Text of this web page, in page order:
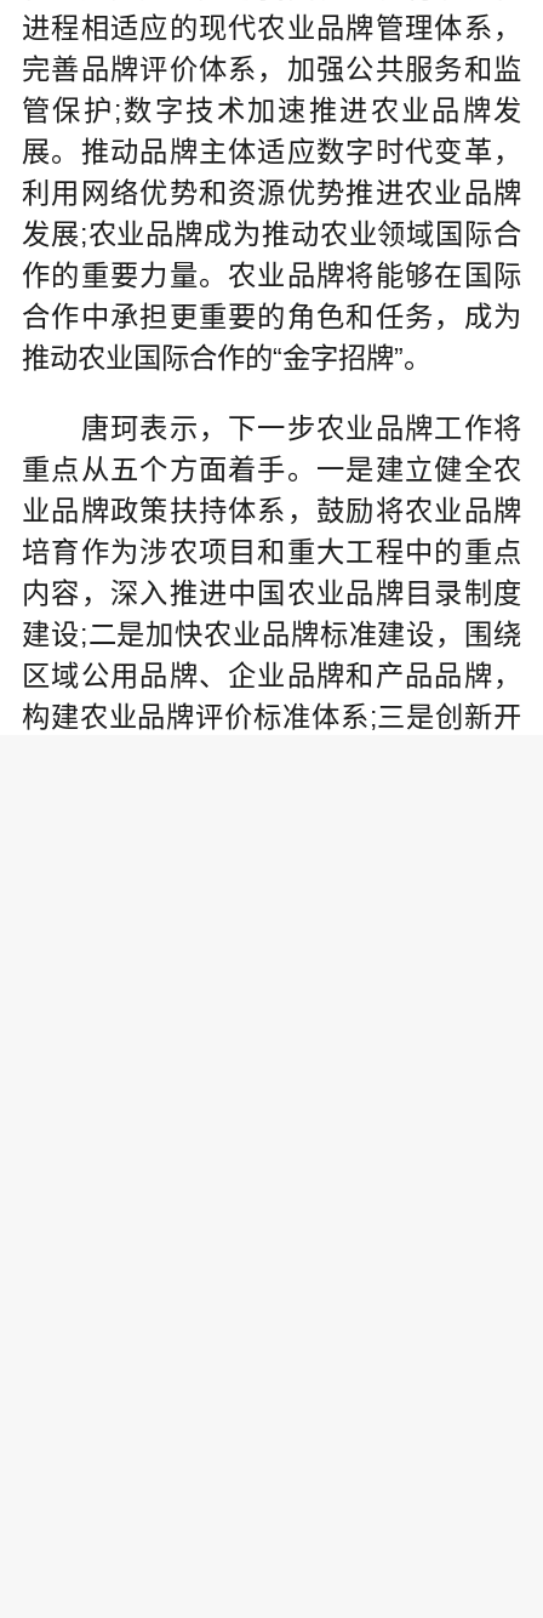
进程相适应的现代农业品牌管理体系，
完善品牌评价体系，加强公共服务和监
管保护;数字技术加速推进农业品牌发
展。推动品牌主体适应数字时代变革，
利用网络优势和资源优势推进农业品牌
发展;农业品牌成为推动农业领域国际合
作的重要力量。农业品牌将能够在国际
合作中承担更重要的角色和任务，成为
推动农业国际合作的“金字招牌”。
唐珂表示，下一步农业品牌工作将
重点从五个方面着手。一是建立健全农
业品牌政策扶持体系，鼓励将农业品牌
培育作为涉农项目和重大工程中的重点
内容，深入推进中国农业品牌目录制度
建设;二是加快农业品牌标准建设，围绕
区域公用品牌、企业品牌和产品品牌，
构建农业品牌评价标准体系;三是创新开